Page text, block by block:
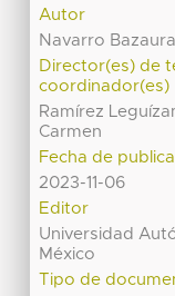
Autor
Navarro
Director(es) de
coordinador(es)
Ramírez
Carmen
Fecha de
2023-11-06
Editor
Universidad
México
Tipo de